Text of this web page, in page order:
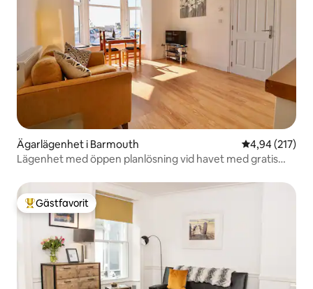
Ägarlägenhet i Barmouth 4,94 av 5 i
4,94 (217)
Lägenhet med öppen planlösning vid havet med gratis
Populär gästfavorit
Gästfavorit